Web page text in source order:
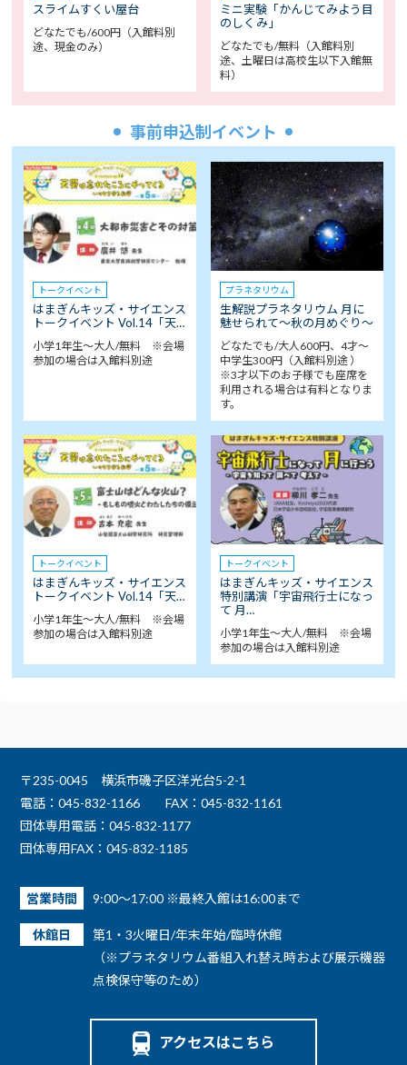
スライムすくい屋台
どなたでも/600円（入館料別
途、現金のみ）
ミニ実験「かんじてみよう目
のしくみ」
どなたでも/無料（入館料別
途、土曜日は高校生以下入館無
料）
事前申込制イベント
トークイベント
はまぎんキッズ・サイエンス
トークイベント Vol.14「天…
小学1年生～大人/無料 ※会場
参加の場合は入館料別途
プラネタリウム
生解説プラネタリウム 月に
魅せられて～秋の月めぐり～
どなたでも/大人600円、4才～
中学生300円（入館料別途 ）
※3才以下のお子様でも座席を
利用される場合は有料となりま
す。
トークイベント
はまぎんキッズ・サイエンス
トークイベント Vol.14「天…
小学1年生～大人/無料 ※会場
参加の場合は入館料別途
トークイベント
はまぎんキッズ・サイエンス
特別講演「宇宙飛行士になっ
て 月…
小学1年生～大人/無料 ※会場
参加の場合は入館料別途
〒235-0045 横浜市磯子区洋光台5-2-1
電話：045-832-1166
FAX：045-832-1161
団体専用電話：045-832-1177
団体専用FAX：045-832-1185
営業時間 9:00～17:00 ※最終入館は16:00まで
休館日
第1・3火曜日/年末年始/臨時休館
（※プラネタリウム番組入れ替え時および展示機器
点検保守等のため）
アクセスはこちら